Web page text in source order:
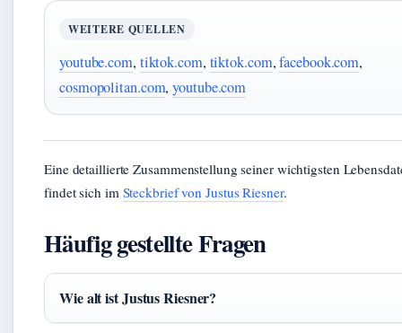
WEITERE QUELLEN
youtube.com, tiktok.com, tiktok.com,facebook.com,
cosmopolitan.com,youtube.com
Eine detaillierte Zusammenstellung seiner wichtigsten
findet sich im Steckbrief von Justus Riesner.
Häufig gestellte Fragen
Wie alt ist Justus Riesner?